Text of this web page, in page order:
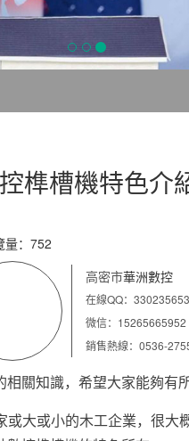
榫槽機特色介
量：752
高密市華洲數控
在線QQ：
微信：15265665952
銷售熱線：0536-
相關知識，希望大家能夠有
大或小的木工企業，很